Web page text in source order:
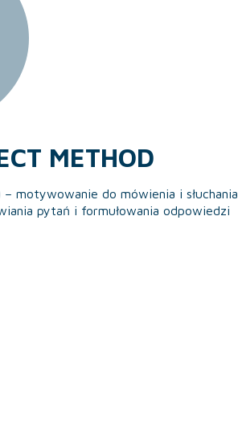
METHOD
motywowanie do mówienia i słuchania
pytań i formułowania odpowiedzi